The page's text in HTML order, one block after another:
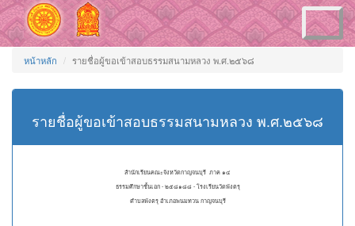
Toggle
navigation
หน้าหลัก รายชื่อผู้ขอเข้าสอบธรรมสนามหลวง พ.ศ.๒๕๖๘
รายชื่อผู้ขอเข้าสอบธรรมสนามหลวง พ.ศ.๒๕๖๘
สำนักเรียนคณะจังหวัดกาญจนบุรี ภาค ๑๔
ธรรมศึกษาชั้นเอก - ๒๕๘๑๘๘ - โรงเรียนวัดพังตรุ
ตำบลพังตรุ อำเภอพนมทวน กาญจนบุรี